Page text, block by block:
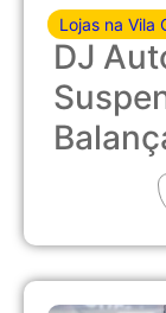
Lojas na Vila
DJ